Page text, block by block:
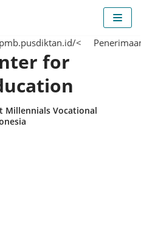
< Penerimaan
for
Millennials Vocational